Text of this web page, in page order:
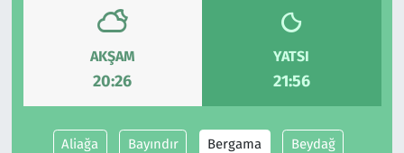
AKŞAM
20:26
YATSI
21:56
Aliağa Bayındır Bergama Beydağ
Siyaset
Süleymanpaşa